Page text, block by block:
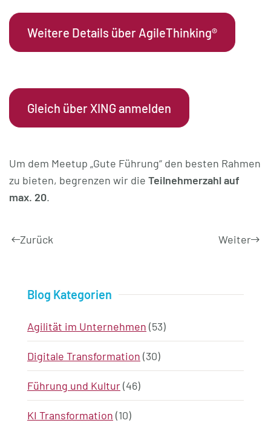
Weitere Details über AgileThinking®
Gleich über XING anmelden
Um dem Meetup „Gute Führung“ den besten Rahmen
zu bieten, begrenzen wir die Teilnehmerzahl auf
max. 20.
Zurück Weiter
Blog Kategorien
Agilität im Unternehmen (53)
Digitale Transformation (30)
Führung und Kultur(46)
KI Transformation (10)